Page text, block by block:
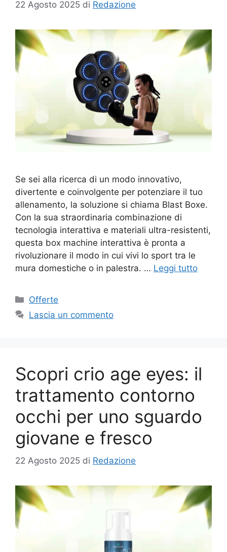
22 Agosto 2025 di Redazione
Se sei alla ricerca di un modo innovativo,
divertente e coinvolgente per potenziare il tuo
allenamento, la soluzione si chiama Blast Boxe.
Con la sua straordinaria combinazione di
tecnologia interattiva e materiali ultra-resistenti,
questa box machine interattiva è pronta a
rivoluzionare il modo in cui vivi lo sport tra le
mura domestiche o in palestra. … Leggi tutto
Categorie
Offerte
Lascia un commento
Scopri crio age eyes: il
trattamento contorno
occhi per uno sguardo
giovane e fresco
22 Agosto 2025 di Redazione